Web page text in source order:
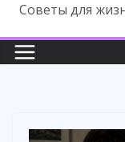
Cоветы для